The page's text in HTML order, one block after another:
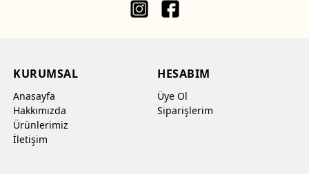
KURUMSAL
Anasayfa
Hakkımızda
Ürünlerimiz
İletişim
HESABIM
Üye Ol
Siparişlerim